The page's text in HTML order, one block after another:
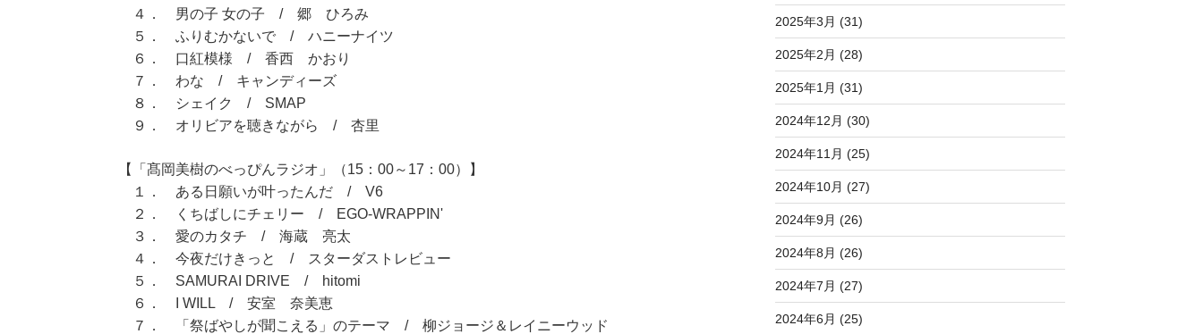
４． 男の子 女の子 / 郷 ひろみ
５． ふりむかないで / ハニーナイツ
６． 口紅模様 / 香西 かおり
７． わな / キャンディーズ
８． シェイク / SMAP
９． オリビアを聴きながら / 杏里
【「髙岡美樹のべっぴんラジオ」（15：00～17：00）】
１． ある日願いが叶ったんだ / V6
２． くちばしにチェリー / EGO-WRAPPIN'
３． 愛のカタチ / 海蔵 亮太
４． 今夜だけきっと / スターダストレビュー
５． SAMURAI DRIVE / hitomi
６． I WILL / 安室 奈美恵
７． 「祭ばやしが聞こえる」のテーマ / 柳ジョージ＆レイニーウッド
2025年3月 (31)
2025年2月 (28)
2025年1月 (31)
2024年12月 (30)
2024年11月 (25)
2024年10月 (27)
2024年9月 (26)
2024年8月 (26)
2024年7月 (27)
2024年6月 (25)